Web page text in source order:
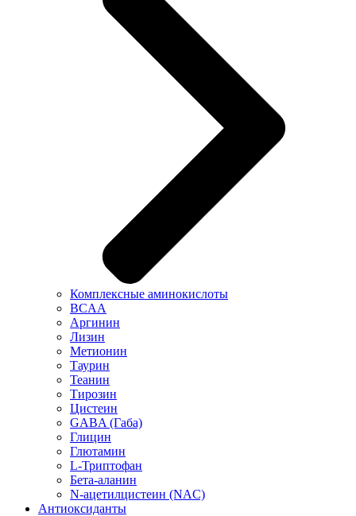
Комплексные аминокислоты
BCAA
Аргинин
Лизин
Метионин
Таурин
Теанин
Тирозин
Цистеин
GABA (Габа)
Глицин
Глютамин
L-Триптофан
Бета-аланин
N-ацетилцистеин (NAC)
Антиоксиданты